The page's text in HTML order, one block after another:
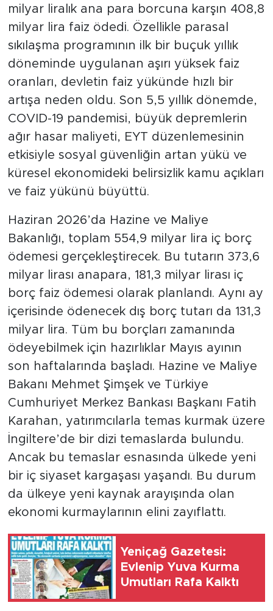
milyar liralık ana para borcuna karşın 408,8
milyar lira faiz ödedi. Özellikle parasal
sıkılaşma programının ilk bir buçuk yıllık
döneminde uygulanan aşırı yüksek faiz
oranları, devletin faiz yükünde hızlı bir
artışa neden oldu. Son 5,5 yıllık dönemde,
COVID-19 pandemisi, büyük depremlerin
ağır hasar maliyeti, EYT düzenlemesinin
etkisiyle sosyal güvenliğin artan yükü ve
küresel ekonomideki belirsizlik kamu açıkları
ve faiz yükünü büyüttü.
Haziran 2026’da Hazine ve Maliye
Bakanlığı, toplam 554,9 milyar lira iç borç
ödemesi gerçekleştirecek. Bu tutarın 373,6
milyar lirası anapara, 181,3 milyar lirası iç
borç faiz ödemesi olarak planlandı. Aynı ay
içerisinde ödenecek dış borç tutarı da 131,3
milyar lira. Tüm bu borçları zamanında
ödeyebilmek için hazırlıklar Mayıs ayının
son haftalarında başladı. Hazine ve Maliye
Bakanı Mehmet Şimşek ve Türkiye
Cumhuriyet Merkez Bankası Başkanı Fatih
Karahan, yatırımcılarla temas kurmak üzere
İngiltere’de bir dizi temaslarda bulundu.
Ancak bu temaslar esnasında ülkede yeni
bir iç siyaset kargaşası yaşandı. Bu durum
da ülkeye yeni kaynak arayışında olan
ekonomi kurmaylarının elini zayıflattı.
Yeniçağ Gazetesi:
Evlenip Yuva Kurma
Umutları Rafa Kalktı